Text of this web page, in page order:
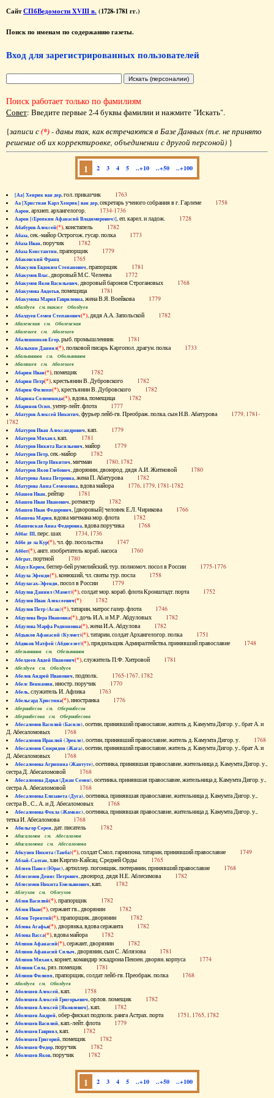
СайтСПбВедомости XVIII в. (1728-1781 гг.)
Поиск по именам по содержанию газеты.
Вход для зарегистрированных пользователей
Поиск работает только по фамилиям
Совет: Введите первые 2-4 буквы фамилии и нажмите "Искать".
{записи с(*)- даны так, как встречаются в Базе Данных (т.е. не принято
решение об их корректировке, объединении с другой персоной) }
1 2 3 4 5 ..+10 ..+50 ..+100
[Аа] Хенрик ван дер, гол. приказчик 1763
Аа [Христиан Карл Хенрик] ван дер, секретарь ученого собрания в г. Гарлеме 1758
Аарон, архиеп. архангелогор. 1734-1736
Аарон [(Еропкин Афанасий Владимирович)], еп. карел. и ладож. 1728
Абабуров Алексей(*), констапель 1782
Абаза, сек.-майор Острогож. гусар. полка 1773
Абаза Иван, поручик 1782
Абаза Константин, прапорщик 1779
Абаковский Франц 1765
Абакулов Евдоким Степанович, прапорщик 1781
Абакумов Влас, дворовый М.С. Челеева 1772
Абакумов Яков Васильевич, дворовый баронов Строгановых 1768
Абакумова Авдотья, помещица 1781
Абакумова Мария Гавриловна, жена В.Я. Воейкова 1779
Абалдуев см. также Оболдуев
Абалдуев Семен Степанович(*), дядя А.А. Запольской 1782
Абаленская см. Оболенская
Абалешев см. Аболешев
Абалишников Егор, рыб. промышленник 1781
Абалыхин Даниил(*), полковой писарь Каргопол. драгун. полка 1733
Абальянинов см. Обольянинов
Абаляшев см. Аболешев
Абарин Иван(*), помещик 1782
Абарин Петр(*), крестьянин В. Дубровского 1782
Абарин Филипп(*), крестьянин В. Дубровского 1782
Абарина Соломонида(*), вдова, помещица 1782
Абаринов Осип, унтер-лейт. флота 1777
Абатуров Алексей Никитич, фурьер лейб-гв. Преображ. полка, сын Н.В. Абатурова 1779, 1781-
1782
Абатуров Иван Александрович, кап. 1779
Абатуров Михаил, кап. 1781
Абатуров Никита Васильевич, майор 1779
Абатуров Петр, сек.-майор 1782
Абатуров Петр Никитич, мичман 1780, 1782
Абатуров Яков Глебович, дворянин, двоюрод. дядя А.И. Житновой 1780
Абатурова Анна Петровна, жена П. Абатурова 1782
Абатурова Анна Семеновна, вдова майора 1776, 1779, 1781-1782
Абашев Иван, рейтар 1781
Абашев Иван Иванович, ротмистр 1782
Абашев Иван Федорович, [дворовый] человек Е.Л. Чирикова 1766
Абашева Мария, вдова мичмана мор. флота 1782
Абашевская Анна Федоровна, вдова поручика 1768
Аббас III, перс. шах 1734, 1736
Аббе де ла Кур(*), чл. фр. посольства 1747
Аббот(*), англ. изобретатель кораб. насоса 1760
Абграт, портной 1780
Абдул Керим, беглер-бей румелийский, тур. полномоч. посол в России 1775-1776
Абдула Эфенди(*), конюший, чл. свиты тур. посла 1758
Абдуласах-Эфенди, посол в России 1779
Абдулов Даниил (Мамет)(*), солдат мор. кораб. флота Кронштадт. порта 1752
Абдулов Иван Алексеевич(*) 1782
Абдулов Петр (Асак)(*), татарин, матрос галер. флота 1746
Абдулова Вера Ивановна(*), дочь И.А. и М.Р. Абдуловых 1782
Абдулова Марфа Родионовна(*), жена И.А. Абдулова 1782
Абдыков Афанасий (Кулмет)(*), татарин, солдат Архангелогор. полка 1751
Абдяков Матфей (Абдяселет)(*), прядильщик Адмиралтейства, принявший православие 1748
Абезьянинов см. Обезьянинов
Абелдеев Авдей Иванович(*), служитель П.Ф. Хитровой 1781
Абелдуев см. Оболдуев
Абелов Андрей Иванович, подполк. 1765-1767, 1782
Абелс Вениамин, иностр. поручик 1770
Абель, служитель И. Афлика 1763
Абельгард Христина(*), иностранка 1776
Абернибесов см. Обернибесов
Абернибесова см. Обернибесова
Абесаломов Василий (Басиле), осетин, принявший православие, житель д. Камумта Дигор. у., брат А. и
Д. Абесаломовых 1768
Абесаломов Ираклий (Эрекле), осетин, принявший православие, житель д. Камумта Дигор. у. 1768
Абесаломов Спиридон (Жага), осетин, принявший православие, житель д. Камумта Дигор. у., брат А. и
Д. Абесаломовых 1768
Абесаломова Агрипина (Жантуте), осетинка, принявшая православие, жительница д. Камумта Дигор. у.,
сестра Д. Абесаломовой 1768
Абесаломова Дарья (Джан Семен), осетинка, принявшая православие, жительница д. Камумта Дигор. у.,
сестра А. Абесаломовой 1768
Абесаломова Елизавета (Дуга), осетинка, принявшая православие, жительница д. Камумта Дигор. у.,
сестра В., С., А. и Д. Абесаломовых 1768
Абесаломова Фекла (Жамкис), осетинка, принявшая православие, жительница д. Камумта Дигор. у.,
тетка И. Абесаломова 1768
Абильгор Серен, дат. писатель 1782
Абисаломов см. Абесаломов
Абисаломова см. Абесаломова
Абкузин Никита (Танба)(*), солдат Смол. гарнизона, татарин, принявший православие 1749
Аблай-Салтан, хан Киргиз-Кайсац. Средней Орды 1765
Аблеев Павел (Юрас), артиллер. погонщик, лютеранин, принявший православие 1768
Аблесимов Денис Петрович, двоюрод. дядя Н.Е. Аблесимова 1782
Аблесимов Никита Емельянович, кап. 1782
Аблеухов см. Облеухов
Аблов Василий(*), прапорщик 1782
Аблов Иван(*), сержант гв., дворянин 1782
Аблов Терентий(*), прапорщик, дворянин 1782
Аблова Агафья(*), дворянка, вдова сержанта 1782
Аблова Васса(*), вдова майора 1782
Аблязов Афанасий(*), сержант, дворянин 1782
Аблязов Афанасий Силыч, дворянин, сын С. Аблязова 1781
Аблязов Михаил, корнет, командир эскадрона Пензен. дворян. корпуса 1774
Аблязов Сила, ряз. помещик 1781
Аблязов Филипп, прапорщик, солдат лейб-гв. Преображ. полка 1768
Аболдуев см. Оболдуев
Аболешев Алексей, кап. 1758
Аболешев Алексей Григорьевич, орлов. помещик 1782
Аболешев Алексей [Яковлевич], кап. 1782
Аболешев Андрей, обер-фискал подполк. ранга Астрах. порта 1751, 1765, 1782
Аболешев Василий, кап.-лейт. флота 1779
Аболешев Гавриил, кап. 1782
Аболешев Григорий, помещик 1782
Аболешев Федор, поручик 1782
Аболешев Яков, поручик 1782
1 2 3 4 5 ..+10 ..+50 ..+100